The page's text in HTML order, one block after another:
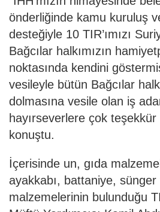
önderliğinde kamu kuruluş
desteğiyle 10 TIR’ımızı
Bağcılar halkımızın
noktasında kendini
vesileyle bütün Bağcılar
dolmasına vesile olan iş
hayırseverlere çok
konuştu.
İçerisinde un, gıda
ayakkabı, battaniye,
malzemelerinin bulunduğu